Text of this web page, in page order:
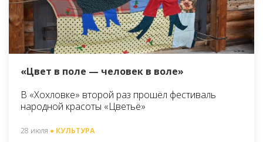
«Цвет в поле — человек в воле»
В «Хохловке» второй раз прошёл фестиваль
народной красоты «Цветьё»
28 июля ● КУЛЬТУРА